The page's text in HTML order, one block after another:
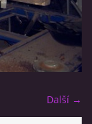
Další →